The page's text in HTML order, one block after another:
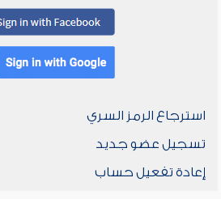
استرجاع الرمز السري
تسجيل عضو جديد
إعادة تفعيل حساب